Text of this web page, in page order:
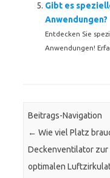
Gibt es
Anwendungen?
Entdecken Sie
Anwendungen!
Beitrags-Navigation
← Wie viel Platz
Deckenventilator zur
optimalen